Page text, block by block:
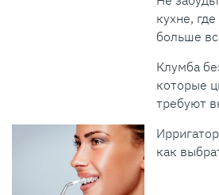
кухне,
больше
Клумба
которые
требуют
как